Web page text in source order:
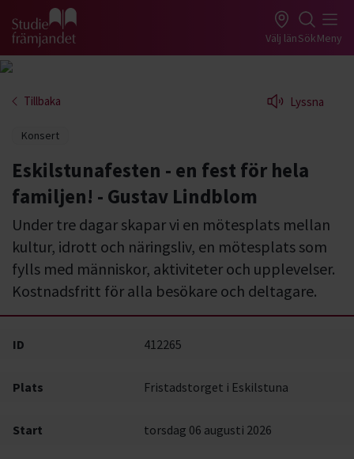
Gå till studiefrämjandets startsida Välj länSökMeny
Tillbaka Lyssna
Konsert
Eskilstunafesten - en fest för hela
familjen! - Gustav Lindblom
Under tre dagar skapar vi en mötesplats mellan
kultur, idrott och näringsliv, en mötesplats som
fylls med människor, aktiviteter och upplevelser.
Kostnadsfritt för alla besökare och deltagare.
ID 412265
Plats Fristadstorget i Eskilstuna
Start torsdag 06 augusti 2026